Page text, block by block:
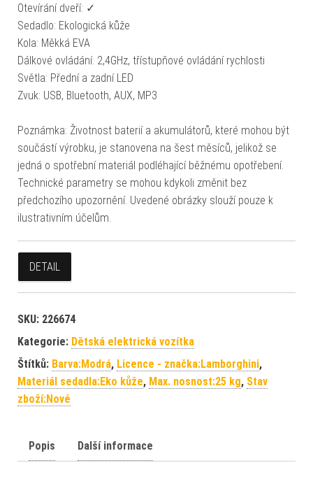
Otevírání dveří: ✓
Sedadlo: Ekologická kůže
Kola: Měkká EVA
Dálkové ovládání: 2,4GHz, třístupňové ovládání rychlosti
Světla: Přední a zadní LED
Zvuk: USB, Bluetooth, AUX, MP3
Poznámka: Životnost baterií a akumulátorů, které mohou být
součástí výrobku, je stanovena na šest měsíců, jelikož se
jedná o spotřební materiál podléhající běžnému opotřebení.
Technické parametry se mohou kdykoli změnit bez
předchozího upozornění. Uvedené obrázky slouží pouze k
ilustrativním účelům.
DETAIL
SKU: 226674
Kategorie: Dětská elektrická vozítka
Štítků: Barva:Modrá, Licence - značka:Lamborghini,
Materiál sedadla:Eko kůže, Max. nosnost:25 kg, Stav
zboží:Nové
Popis Další informace